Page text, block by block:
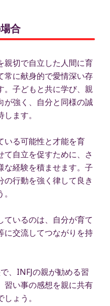
合
親切で自立した人間に育
常に献身的で愛情深い存
。子どもと共に学び、親
が強く、自分と同様の誠
ます。
いる可能性と才能を育
自立を促すために、さ
な経験を積ませます。子
の行動を強く律して良き
ているのは、自分が育て
に交流してつながりを持
、INFJの親が勧める習
習い事の感想を親に共有
ょう。